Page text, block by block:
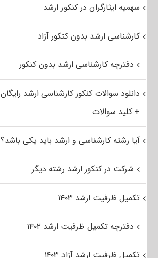
سهمیه ایثارگران در کنکور ارشد
کارشناسی ارشد بدون کنکور آزاد
دفترچه کارشناسی ارشد بدون کنکور
دانلود سوالات کنکور کارشناسی ارشد رایگان
+ کلید سوالات
آیا رشته کارشناسی و ارشد باید یکی باشد؟
شرکت در کنکور ارشد رشته دیگر
تکمیل ظرفیت ارشد ۱۴۰۳
دفترچه تکمیل ظرفیت ارشد ۱۴۰۲
تکمیل ظرفیت ارشد آزاد ۱۴۰۳